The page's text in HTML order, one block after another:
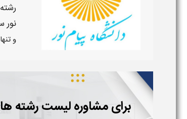
رشته
نور
و
برای مشاوره لیست رشته